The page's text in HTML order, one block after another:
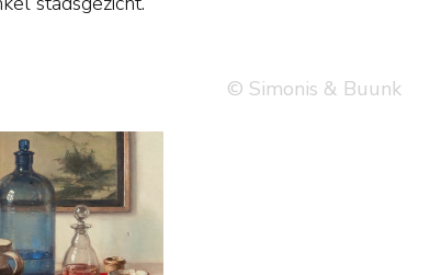
© Simonis & Buunk